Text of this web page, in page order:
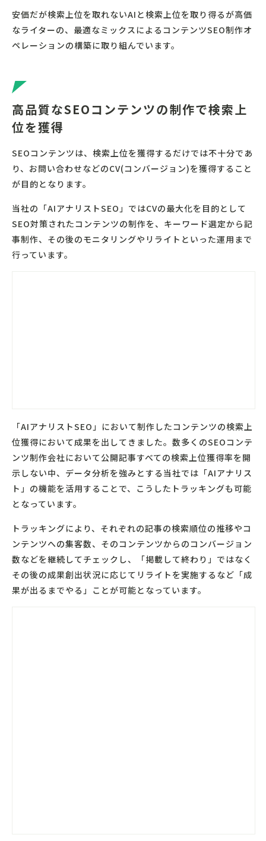
安価だが検索上位を取れないAIと検索上位を取り得るが高価
なライターの、最適なミックスによるコンテンツSEO制作オ
ペレーションの構築に取り組んでいます。
高品質なSEOコンテンツの制作で検索上
位を獲得
SEOコンテンツは、検索上位を獲得するだけでは不十分であ
り、お問い合わせなどのCV(コンバージョン)を獲得すること
が目的となります。
当社の「AIアナリストSEO」ではCVの最大化を目的として
SEO対策されたコンテンツの制作を、キーワード選定から記
事制作、その後のモニタリングやリライトといった運用まで
行っています。
「AIアナリストSEO」において制作したコンテンツの検索上
位獲得において成果を出してきました。数多くのSEOコンテ
ンツ制作会社において公開記事すべての検索上位獲得率を開
示しない中、データ分析を強みとする当社では「AIアナリス
ト」の機能を活用することで、こうしたトラッキングも可能
となっています。
トラッキングにより、それぞれの記事の検索順位の推移やコ
ンテンツへの集客数、そのコンテンツからのコンバージョン
数などを継続してチェックし、「掲載して終わり」ではなく
その後の成果創出状況に応じてリライトを実施するなど「成
果が出るまでやる」ことが可能となっています。